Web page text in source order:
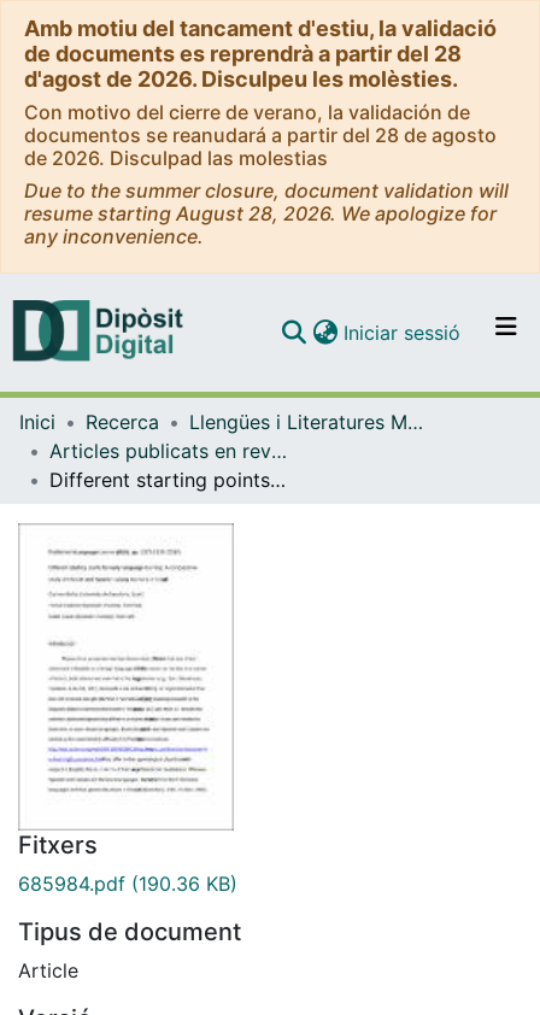
Amb motiu del tancament d'estiu, la validació
de documents es reprendrà a partir del 28
d'agost de 2026. Disculpeu les molèsties.
Con motivo del cierre de verano, la validación de
documentos se reanudará a partir del 28 de agosto
de 2026. Disculpad las molestias
Due to the summer closure, document validation will
resume starting August 28, 2026. We apologize for
any inconvenience.
Navega per tot el DD
Com publicar
Iniciar sessió (current)
Inici Recerca
Llengües i Literatures Modernes i Estudis Anglesos
Articles publicats en revistes (Llengües i Literatures Modernes i Estudis Anglesos)
Different starting points for early foreign language learning: A comparative study with Danish and Spanish young learners of English
Fitxers
685984.pdf (190.36 KB)
Tipus de document
Article